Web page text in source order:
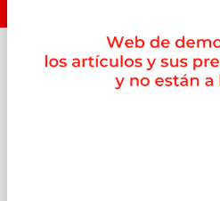
Inicio Memorias 2memorias